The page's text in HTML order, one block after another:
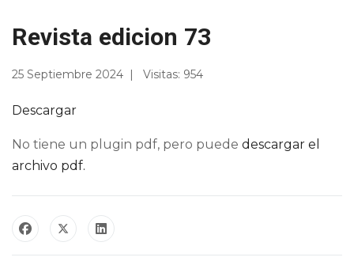
Revista edicion 73
25 Septiembre 2024 Visitas: 954
Descargar
No tiene un plugin pdf, pero puede descargar el
archivo pdf.